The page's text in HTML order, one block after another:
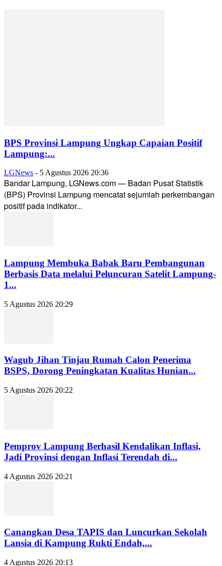
BPS Provinsi Lampung Ungkap Capaian Positif
Lampung:...
LGNews - 5 Agustus 2026 20:36
Bandar Lampung, LGNews.com — Badan Pusat Statistik
(BPS) Provinsi Lampung mencatat sejumlah perkembangan
positif pada indikator...
Lampung Membuka Babak Baru Pembangunan
Berbasis Data melalui Peluncuran Satelit Lampung-
1...
5 Agustus 2026 20:29
Wagub Jihan Tinjau Rumah Calon Penerima
BSPS, Dorong Peningkatan Kualitas Hunian...
5 Agustus 2026 20:22
Pemprov Lampung Berhasil Kendalikan Inflasi,
Jadi Provinsi dengan Inflasi Terendah di...
4 Agustus 2026 20:21
Canangkan Desa TAPIS dan Luncurkan Sekolah
Lansia di Kampung Rukti Endah,...
4 Agustus 2026 20:13